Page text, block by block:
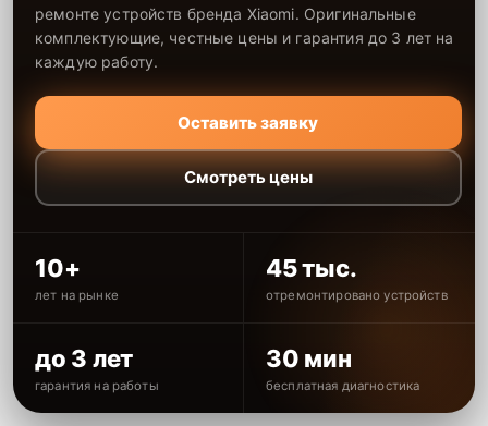
ремонте устройств бренда Xiaomi. Оригинальные
комплектующие, честные цены и гарантия до 3 лет на
каждую работу.
Оставить заявку
Смотреть цены
10+
лет на рынке
45 тыс.
отремонтировано устройств
до 3 лет
гарантия на работы
30 мин
бесплатная диагностика